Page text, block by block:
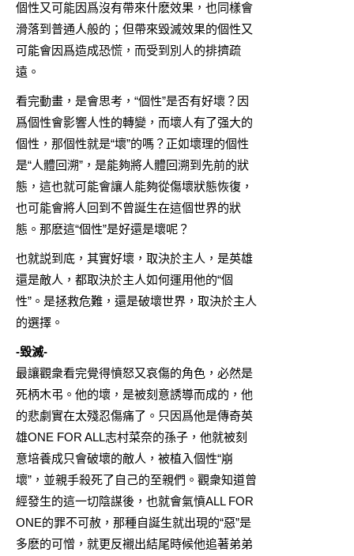
個性又可能因爲沒有帶來什麽效果，也同樣會
滑落到普通人般的；但帶來毀滅效果的個性又
可能會因爲造成恐慌，而受到別人的排擠疏
遠。
看完動畫，是會思考，“個性”是否有好壞？因
爲個性會影響人性的轉變，而壞人有了强大的
個性，那個性就是“壞”的嗎？正如壞理的個性
是“人體回溯”，是能夠將人體回溯到先前的狀
態，這也就可能會讓人能夠從傷壞狀態恢復，
也可能會將人回到不曾誕生在這個世界的狀
態。那麽這“個性”是好還是壞呢？
也就説到底，其實好壞，取決於主人，是英雄
還是敵人，都取決於主人如何運用他的“個
性”。是拯救危難，還是破壞世界，取決於主人
的選擇。
-毀滅-
最讓觀衆看完覺得憤怒又哀傷的角色，必然是
死柄木弔。他的壞，是被刻意誘導而成的，他
的悲劇實在太殘忍傷痛了。只因爲他是傳奇英
雄ONE FOR ALL志村菜奈的孫子，他就被刻
意培養成只會破壞的敵人，被植入個性“崩
壞”，並親手殺死了自己的至親們。觀衆知道曾
經發生的這一切陰謀後，也就會氣憤ALL FOR
ONE的罪不可赦，那種自誕生就出現的“惡”是
多麽的可憎，就更反襯出結尾時候他追著弟弟